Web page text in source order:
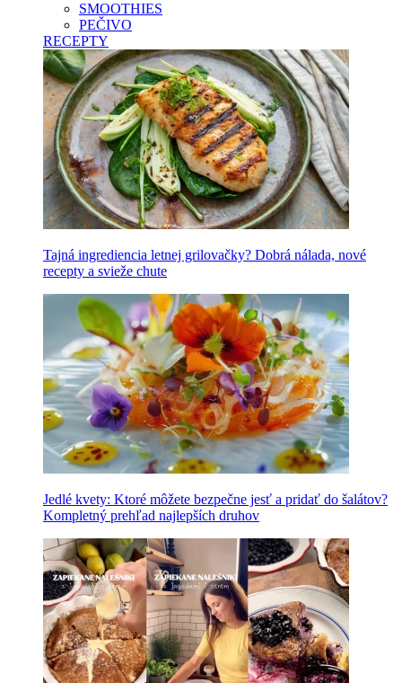
SMOOTHIES
PEČIVO
RECEPTY
Tajná ingrediencia letnej grilovačky? Dobrá nálada, nové
recepty a svieže chute
Jedlé kvety: Ktoré môžete bezpečne jesť a pridať do šalátov?
Kompletný prehľad najlepších druhov